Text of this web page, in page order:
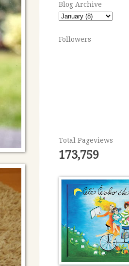
Blog Archive
Followers
Total Pageviews
173,759